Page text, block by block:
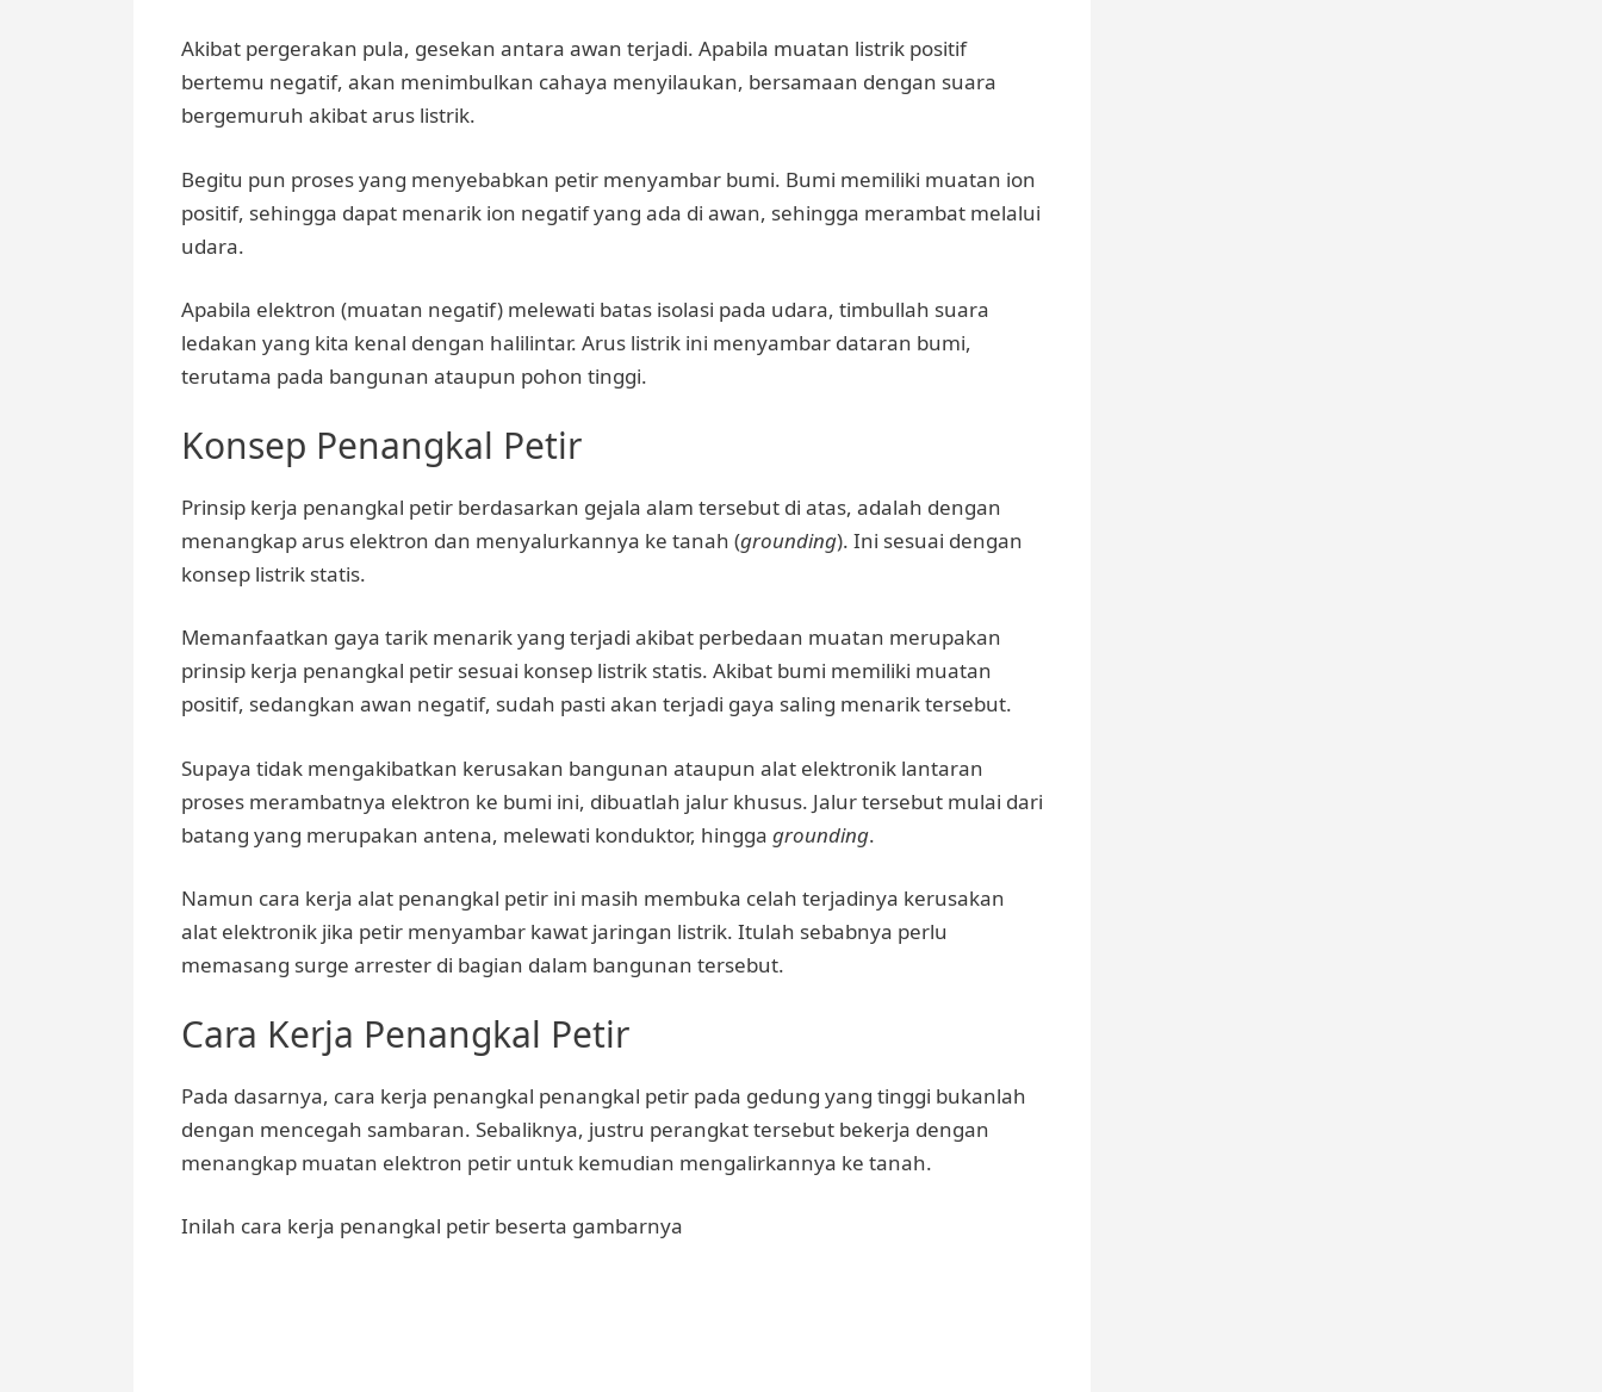
Akibat pergerakan pula, gesekan antara awan terjadi. Apabila muatan listrik positif
bertemu negatif, akan menimbulkan cahaya menyilaukan, bersamaan dengan suara
bergemuruh akibat arus listrik.
Begitu pun proses yang menyebabkan petir menyambar bumi. Bumi memiliki muatan ion
positif, sehingga dapat menarik ion negatif yang ada di awan, sehingga merambat melalui
udara.
Apabila elektron (muatan negatif) melewati batas isolasi pada udara, timbullah suara
ledakan yang kita kenal dengan halilintar. Arus listrik ini menyambar dataran bumi,
terutama pada bangunan ataupun pohon tinggi.
Konsep Penangkal Petir
Prinsip kerja penangkal petir berdasarkan gejala alam tersebut di atas, adalah dengan
menangkap arus elektron dan menyalurkannya ke tanah (grounding). Ini sesuai dengan
konsep listrik statis.
Memanfaatkan gaya tarik menarik yang terjadi akibat perbedaan muatan merupakan
prinsip kerja penangkal petir sesuai konsep listrik statis. Akibat bumi memiliki muatan
positif, sedangkan awan negatif, sudah pasti akan terjadi gaya saling menarik tersebut.
Supaya tidak mengakibatkan kerusakan bangunan ataupun alat elektronik lantaran
proses merambatnya elektron ke bumi ini, dibuatlah jalur khusus. Jalur tersebut mulai dari
batang yang merupakan antena, melewati konduktor, hingga grounding.
Namun cara kerja alat penangkal petir ini masih membuka celah terjadinya kerusakan
alat elektronik jika petir menyambar kawat jaringan listrik. Itulah sebabnya perlu
memasang surge arrester di bagian dalam bangunan tersebut.
Cara Kerja Penangkal Petir
Pada dasarnya, cara kerja penangkal penangkal petir pada gedung yang tinggi bukanlah
dengan mencegah sambaran. Sebaliknya, justru perangkat tersebut bekerja dengan
menangkap muatan elektron petir untuk kemudian mengalirkannya ke tanah.
Inilah cara kerja penangkal petir beserta gambarnya